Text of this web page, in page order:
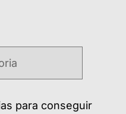
para conseguir